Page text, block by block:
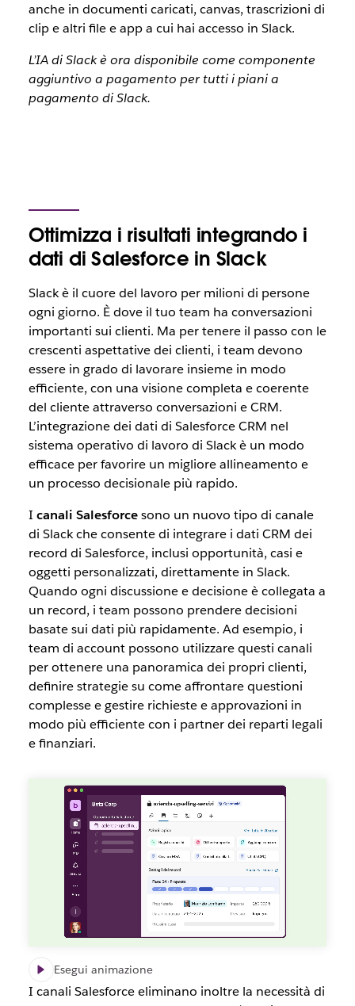
anche in documenti caricati, canvas, trascrizioni di
clip e altri file e app a cui hai accesso in Slack.
L’IA di Slack è ora disponibile come componente
aggiuntivo a pagamento per tutti i piani a
pagamento di Slack.
Ottimizza i risultati integrando i
dati di Salesforce in Slack
Slack è il cuore del lavoro per milioni di persone
ogni giorno. È dove il tuo team ha conversazioni
importanti sui clienti. Ma per tenere il passo con le
crescenti aspettative dei clienti, i team devono
essere in grado di lavorare insieme in modo
efficiente, con una visione completa e coerente
del cliente attraverso conversazioni e CRM.
L’integrazione dei dati di Salesforce CRM nel
sistema operativo di lavoro di Slack è un modo
efficace per favorire un migliore allineamento e
un processo decisionale più rapido.
I canali Salesforcesono un nuovo tipo di canale
di Slack che consente di integrare i dati CRM dei
record di Salesforce, inclusi opportunità, casi e
oggetti personalizzati, direttamente in Slack.
Quando ogni discussione e decisione è collegata a
un record, i team possono prendere decisioni
basate sui dati più rapidamente. Ad esempio, i
team di account possono utilizzare questi canali
per ottenere una panoramica dei propri clienti,
definire strategie su come affrontare questioni
complesse e gestire richieste e approvazioni in
modo più efficiente con i partner dei reparti legali
e finanziari.
Esegui animazione
I canali Salesforce eliminano inoltre la necessità di